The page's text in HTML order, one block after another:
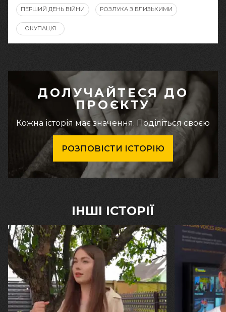
ПЕРШИЙ ДЕНЬ ВІЙНИ РОЗЛУКА З БЛИЗЬКИМИ
ОКУПАЦІЯ
ДОЛУЧАЙТЕСЯ ДО
ПРОЄКТУ
Кожна історія має значення. Поділіться своєю
РОЗПОВІСТИ ІСТОРІЮ
ІНШІ ІСТОРІЇ